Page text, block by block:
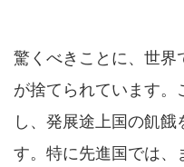
驚くべきことに、世界
が捨てられています。
し、発展途上国の飢
す。特に先進国では、